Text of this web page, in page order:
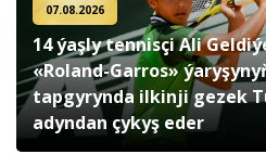
07.08.2026
14 ýaşly tennisçi Ali
«Roland-Garros»
tapgyrynda ilkinji gezek
adyndan çykyş eder